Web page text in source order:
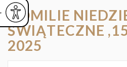
czcionkę
czcionka
Powiększ czcionkę
HOMILIE
ŚWIĄTECZNE
2025